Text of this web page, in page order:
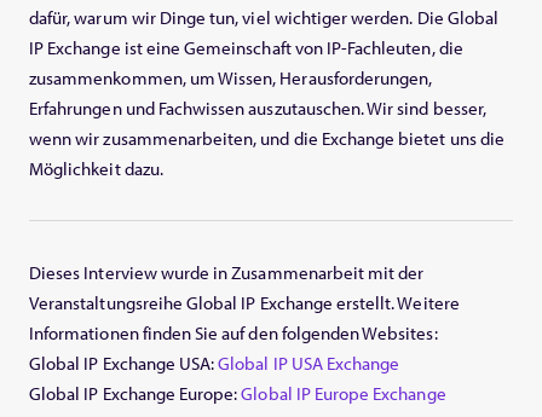
dafür, warum wir Dinge tun, viel wichtiger werden. Die Global
IP Exchange ist eine Gemeinschaft von IP-Fachleuten, die
zusammenkommen, um Wissen, Herausforderungen,
Erfahrungen und Fachwissen auszutauschen. Wir sind besser,
wenn wir zusammenarbeiten, und die Exchange bietet uns die
Möglichkeit dazu.
Dieses Interview wurde in Zusammenarbeit mit der
Veranstaltungsreihe Global IP Exchange erstellt. Weitere
Informationen finden Sie auf den folgenden Websites:
Global IP Exchange USA:Global IP USA Exchange
Global IP Exchange Europe:Global IP Europe Exchange